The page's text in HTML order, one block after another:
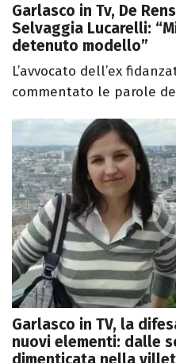
Garlasco in Tv, De
Selvaggia Lucarelli:
detenuto modello”
L’avvocato dell’ex
commentato le parole
Garlasco in TV, la
nuovi elementi: dalle